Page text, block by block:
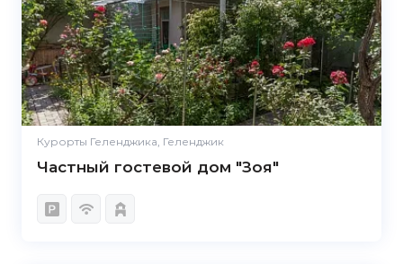
Курорты Геленджика, Геленджик
Частный гостевой дом "Зоя"